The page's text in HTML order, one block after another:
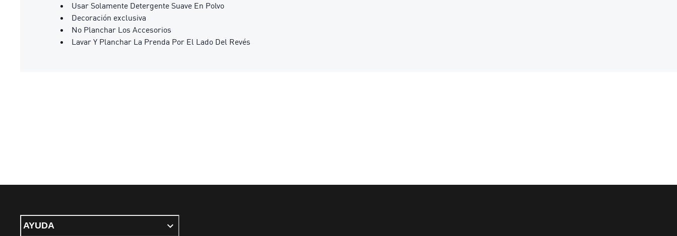
Usar Solamente Detergente Suave En Polvo
Decoración exclusiva
No Planchar Los Accesorios
Lavar Y Planchar La Prenda Por El Lado Del Revés
AYUDA